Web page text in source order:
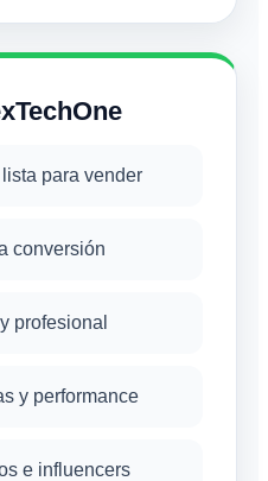
para vender
conversión
profesional
y performance
e influencers